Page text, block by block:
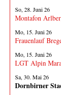
So, 28. Juni 26
Montafon
Mo, 15. Juni 26
Frauenlauf
Mo, 15. Juni 26
LGT Alpin
Sa, 30. Mai 26
Dornbirner